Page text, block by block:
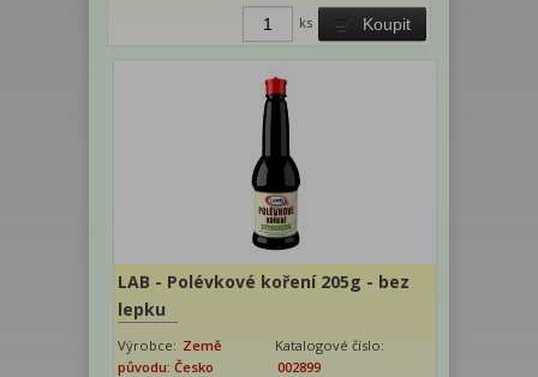
Koupit
ks
LAB - Polévkové koření 205g - bez
lepku
Výrobce: Země
původu: Česko
Katalogové číslo:
002899